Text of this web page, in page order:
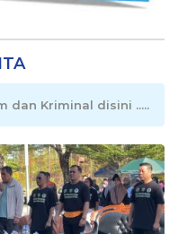
dan Kriminal disini .....